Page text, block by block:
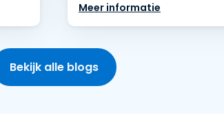
Meer informatie
Bekijk alle blogs